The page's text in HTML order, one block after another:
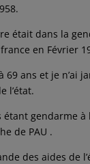
était dans la
en Février
à 69 ans et je n’ai
l’état.
étant gendarme à
de PAU .
des aides de